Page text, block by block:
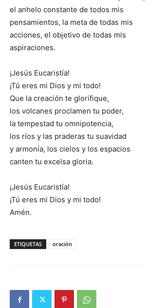
el anhelo constante de todos mis
pensamientos, la meta de todas mis
acciones, el objetivo de todas mis
aspiraciones.
¡Jesús Eucaristía!
¡Tú eres mi Dios y mi todo!
Que la creación te glorifique,
los volcanes proclamen tu poder,
la tempestad tu omnipotencia,
los ríos y las praderas tu suavidad
y armonía, los cielos y los espacios
canten tu excelsa gloria.
¡Jesús Eucaristía!
¡Tú eres mi Dios y mi todo!
Amén.
ETIQUETAS oración